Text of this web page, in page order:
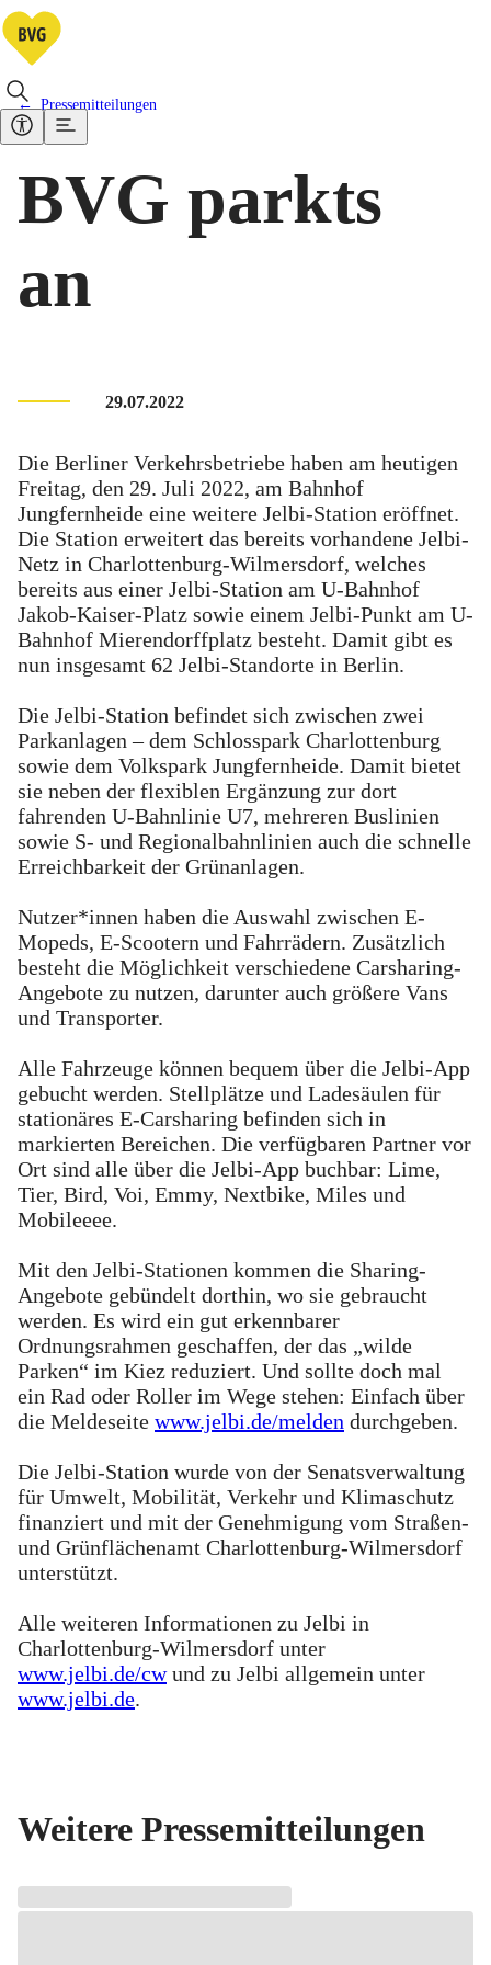
Pressemitteilungen
BVG parkts
an
29.07.2022
Die Berliner Verkehrsbetriebe haben am heutigen
Freitag, den 29. Juli 2022, am Bahnhof
Jungfernheide eine weitere Jelbi-Station eröffnet.
Die Station erweitert das bereits vorhandene Jelbi-
Netz in Charlottenburg-Wilmersdorf, welches
bereits aus einer Jelbi-Station am U-Bahnhof
Jakob-Kaiser-Platz sowie einem Jelbi-Punkt am U-
Bahnhof Mierendorffplatz besteht. Damit gibt es
nun insgesamt 62 Jelbi-Standorte in Berlin.
Die Jelbi-Station befindet sich zwischen zwei
Parkanlagen – dem Schlosspark Charlottenburg
sowie dem Volkspark Jungfernheide. Damit bietet
sie neben der flexiblen Ergänzung zur dort
fahrenden U-Bahnlinie U7, mehreren Buslinien
sowie S- und Regionalbahnlinien auch die schnelle
Erreichbarkeit der Grünanlagen.
Nutzer*innen haben die Auswahl zwischen E-
Mopeds, E-Scootern und Fahrrädern. Zusätzlich
besteht die Möglichkeit verschiedene Carsharing-
Angebote zu nutzen, darunter auch größere Vans
und Transporter.
Alle Fahrzeuge können bequem über die Jelbi-App
gebucht werden. Stellplätze und Ladesäulen für
stationäres E-Carsharing befinden sich in
markierten Bereichen. Die verfügbaren Partner vor
Ort sind alle über die Jelbi-App buchbar: Lime,
Tier, Bird, Voi, Emmy, Nextbike, Miles und
Mobileeee.
Mit den Jelbi-Stationen kommen die Sharing-
Angebote gebündelt dorthin, wo sie gebraucht
werden. Es wird ein gut erkennbarer
Ordnungsrahmen geschaffen, der das „wilde
Parken“ im Kiez reduziert. Und sollte doch mal
ein Rad oder Roller im Wege stehen: Einfach über
die Meldeseite www.jelbi.de/melden durchgeben.
Die Jelbi-Station wurde von der Senatsverwaltung
für Umwelt, Mobilität, Verkehr und Klimaschutz
finanziert und mit der Genehmigung vom Straßen-
und Grünflächenamt Charlottenburg-Wilmersdorf
unterstützt.
Alle weiteren Informationen zu Jelbi in
Charlottenburg-Wilmersdorf unter
www.jelbi.de/cwund zu Jelbi allgemein unter
www.jelbi.de.
Weitere Pressemitteilungen